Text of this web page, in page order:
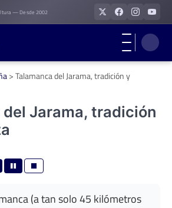
— Desde 2002
>Talamanca del Jarama, tradición y
Jarama, tradición
(a tan solo 45 kilómetros